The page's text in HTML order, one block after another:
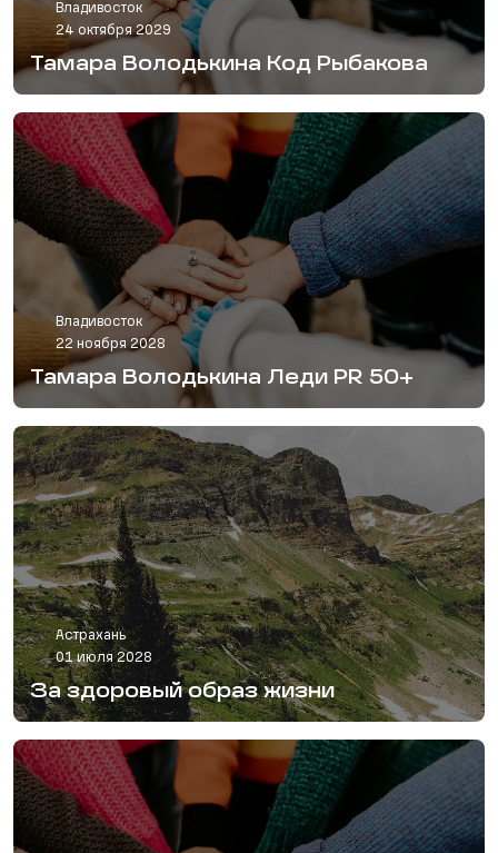
Владивосток
24 октября 2029
Тамара Володькина Код Рыбакова
Владивосток
22 ноября 2028
Тамара Володькина Леди PR 50+
Астрахань
01 июля 2028
За здоровый образ жизни